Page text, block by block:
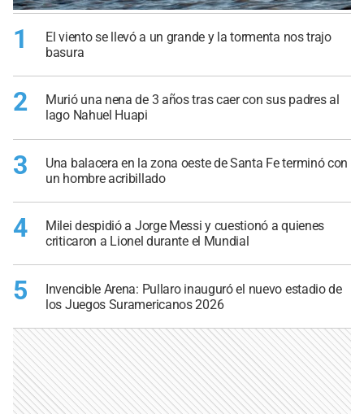
1
El viento se llevó a un grande y la tormenta nos trajo
basura
2
Murió una nena de 3 años tras caer con sus padres al
lago Nahuel Huapi
3
Una balacera en la zona oeste de Santa Fe terminó con
un hombre acribillado
4
Milei despidió a Jorge Messi y cuestionó a quienes
criticaron a Lionel durante el Mundial
5
Invencible Arena: Pullaro inauguró el nuevo estadio de
los Juegos Suramericanos 2026